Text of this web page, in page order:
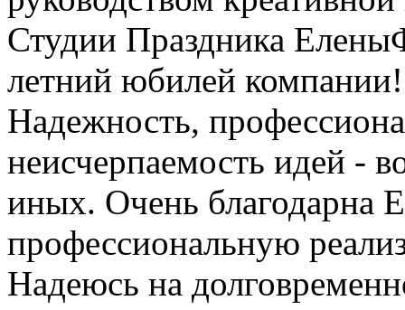
Студии Праздника
летний юбилей
Надежность,
неисчерпаемость идей -
иных. Очень благодарна
профессиональную
Надеюсь на